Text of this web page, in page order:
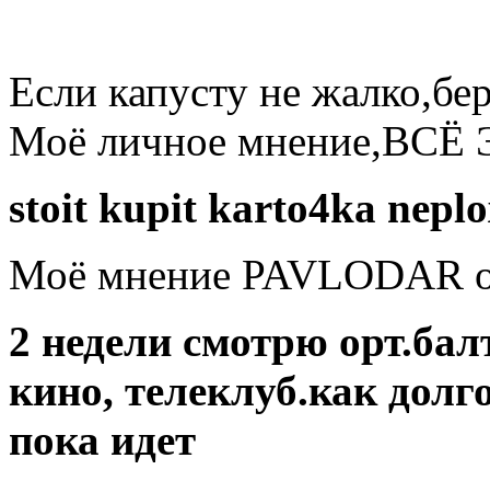
Если капусту не
Моё личное
stoit kupit karto4ka
Моё мнение PAVLODAR
2 недели смотрю
кино, телеклуб.как
пока идет